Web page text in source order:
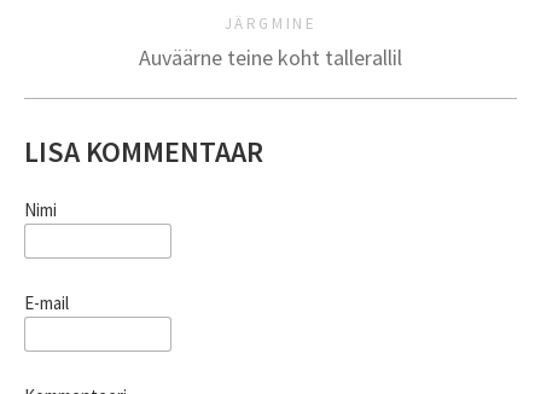
JÄRGMINE
Auväärne teine koht tallerallil
LISA KOMMENTAAR
Nimi
E-mail